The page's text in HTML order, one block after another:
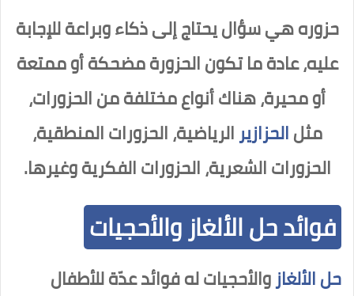
حزوره هي سؤال يحتاج إلى ذكاء وبراعة للإجابة
عليه، عادة ما تكون الحزورة مضحكة أو ممتعة
أو محيرة، هناك أنواع مختلفة من الحزورات،
مثلالحزازيرالرياضية، الحزورات المنطقية،
الحزورات الشعرية، الحزورات الفكرية وغيرها.
فوائد حل الألغاز والأحجيات
حل الألغازوالأحجيات له فوائد عدّة للأطفال